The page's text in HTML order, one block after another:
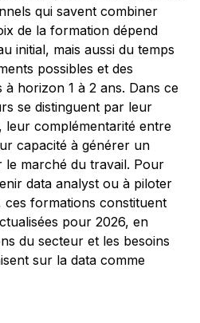
qui savent combiner
de la formation dépend
initial, mais aussi du temps
possibles et des
horizon 1 à 2 ans. Dans ce
se distinguent par leur
leur complémentarité entre
capacité à générer un
marché du travail. Pour
data analyst ou à piloter
ces formations constituent
pour 2026, en
du secteur et les besoins
sur la data comme